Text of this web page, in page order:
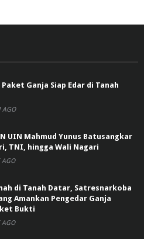
Ganja Siap Edar di Tanah
AGO
UIN Mahmud Yunus Batusangkar
TNI, hingga Wali Nagari
AGO
di Tanah Datar, Satresnarkoba
Amankan Pengedar Ganja
Bukti
AGO